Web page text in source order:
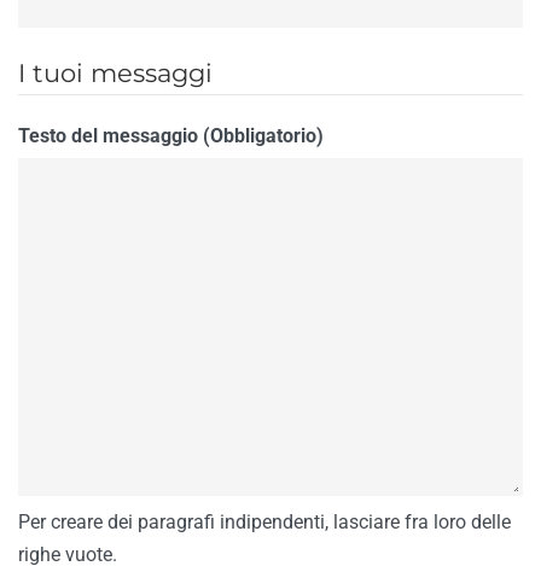
I tuoi messaggi
Testo del messaggio (Obbligatorio)
Per creare dei paragrafi indipendenti, lasciare fra loro delle
righe vuote.